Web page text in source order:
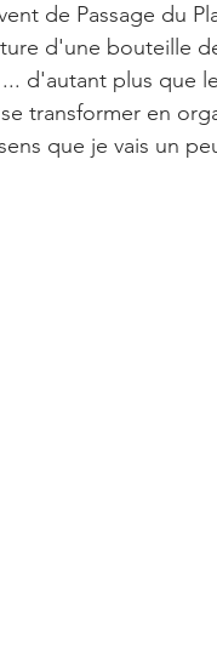
de Passage du
d'une bouteille
d'autant plus que
transformer en
que je vais un